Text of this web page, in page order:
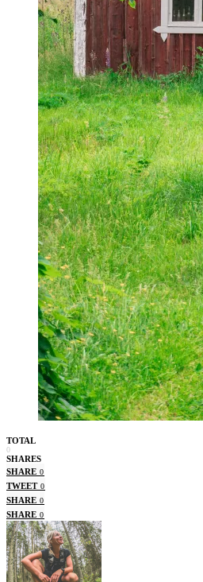
TOTAL
0
SHARES
SHARE 0
TWEET 0
SHARE 0
SHARE 0